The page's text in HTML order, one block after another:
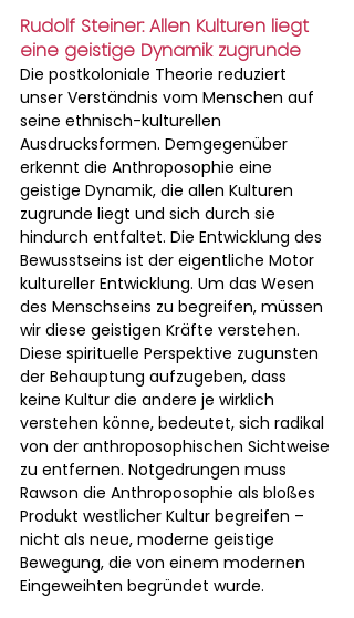
Rudolf Steiner: Allen Kulturen liegt
eine geistige Dynamik zugrunde
Die postkoloniale Theorie reduziert
unser Verständnis vom Menschen auf
seine ethnisch-kulturellen
Ausdrucksformen. Demgegenüber
erkennt die Anthroposophie eine
geistige Dynamik, die allen Kulturen
zugrunde liegt und sich durch sie
hindurch entfaltet. Die Entwicklung des
Bewusstseins ist der eigentliche Motor
kultureller Entwicklung. Um das Wesen
des Menschseins zu begreifen, müssen
wir diese geistigen Kräfte verstehen.
Diese spirituelle Perspektive zugunsten
der Behauptung aufzugeben, dass
keine Kultur die andere je wirklich
verstehen könne, bedeutet, sich radikal
von der anthroposophischen Sichtweise
zu entfernen. Notgedrungen muss
Rawson die Anthroposophie als bloßes
Produkt westlicher Kultur begreifen –
nicht als neue, moderne geistige
Bewegung, die von einem modernen
Eingeweihten begründet wurde.